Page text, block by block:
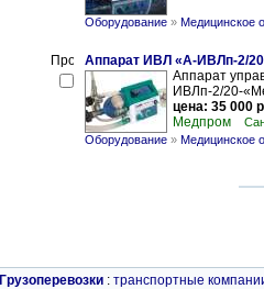
Оборудование » Медицинское
Аппарат ИВЛ «А-ИВЛп-2/
Аппарат
ИВЛп-2/20-
цена: 35 000
Медпром
Оборудование » Медицинское
Грузоперевозки : транспортные